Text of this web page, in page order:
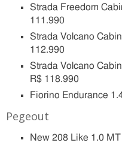
Strada Freedom
111.990
Strada Volcano
112.990
Strada Volcano
R$ 118.990
Fiorino Endurance
Pegeout
New 208 Like 1.0